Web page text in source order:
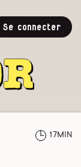
Se connecter
17min